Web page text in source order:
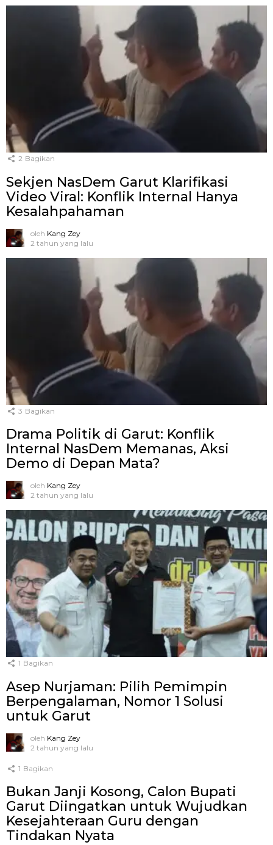
2 Bagikan
Sekjen NasDem Garut Klarifikasi
Video Viral: Konflik Internal Hanya
Kesalahpahaman
oleh Kang Zey
2 tahun yang lalu
3 Bagikan
Drama Politik di Garut: Konflik
Internal NasDem Memanas, Aksi
Demo di Depan Mata?
oleh Kang Zey
2 tahun yang lalu
1 Bagikan
Asep Nurjaman: Pilih Pemimpin
Berpengalaman, Nomor 1 Solusi
untuk Garut
oleh Kang Zey
2 tahun yang lalu
1 Bagikan
Bukan Janji Kosong, Calon Bupati
Garut Diingatkan untuk Wujudkan
Kesejahteraan Guru dengan
Tindakan Nyata